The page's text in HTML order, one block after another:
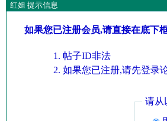
红姐 提示信息
如果您已注册会员,请直接在底下
帖子ID非法
如果您已注册,请先登录
请从